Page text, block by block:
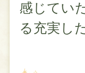
感じてい
る充実し